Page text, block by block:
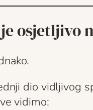
osjetljivo
dio vidljivog
vidimo: